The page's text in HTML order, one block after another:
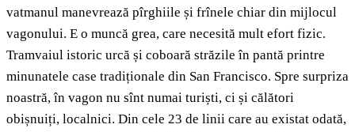
vatmanul manevrează pîrghiile și frînele chiar din mijlocul
vagonului. E o muncă grea, care necesită mult efort fizic.
Tramvaiul istoric urcă și coboară străzile în pantă printre
minunatele case tradiționale din San Francisco. Spre surpriza
noastră, în vagon nu sînt numai turiști, ci și călători
obișnuiți, localnici. Din cele 23 de linii care au existat odată,